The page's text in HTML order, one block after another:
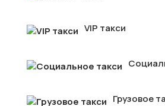
VIP такси
Грузовое